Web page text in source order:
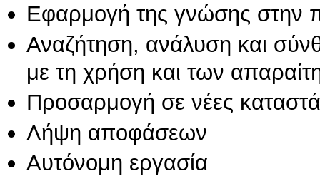
Εφαρμογή της γνώσης στην
Αναζήτηση, ανάλυση και
με τη χρήση και των
Προσαρμογή σε νέες
Λήψη αποφάσεων
Αυτόνομη εργασία